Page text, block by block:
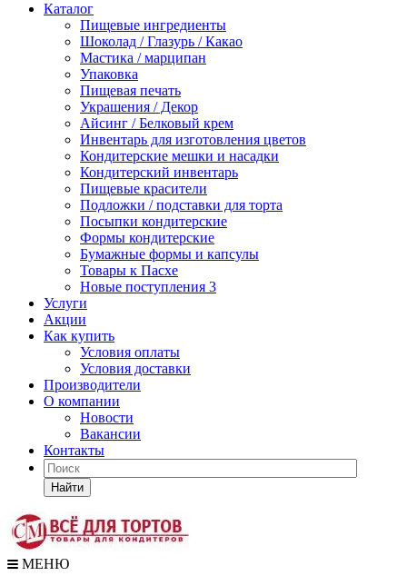
Каталог
Пищевые ингредиенты
Шоколад / Глазурь / Какао
Мастика / марципан
Упаковка
Пищевая печать
Украшения / Декор
Айсинг / Белковый крем
Инвентарь для изготовления цветов
Кондитерские мешки и насадки
Кондитерский инвентарь
Пищевые красители
Подложки / подставки для торта
Посыпки кондитерские
Формы кондитерские
Бумажные формы и капсулы
Товары к Пасхе
Новые поступления 3
Услуги
Акции
Как купить
Условия оплаты
Условия доставки
Производители
О компании
Новости
Вакансии
Контакты
Найти
МЕНЮ